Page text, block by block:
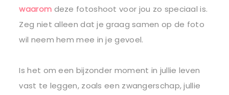
waarom deze fotoshoot voor jou zo speciaal is.
Zeg niet alleen dat je graag samen op de foto
wil neem hem mee in je gevoel.
Is het om een bijzonder moment in jullie leven
vast te leggen, zoals een zwangerschap, jullie